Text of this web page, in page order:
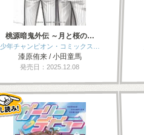
桃源暗鬼外伝 ～月と桜の…
少年チャンピオン・コミックス…
漆原侑来 / 小田童馬
発売日：2025.12.08